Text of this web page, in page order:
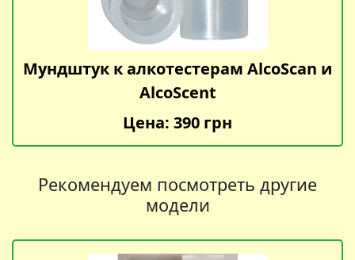
Мундштук к алкотестерам AlcoScan и
AlcoScent
Цена: 390 грн
Рекомендуем посмотреть другие
модели